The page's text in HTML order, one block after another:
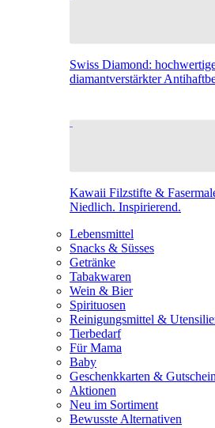
Swiss Diamond:
diamantverstärkter
Kawaii Filzstifte &
Niedlich. Inspirierend.
Lebensmittel
Snacks & Süsses
Getränke
Tabakwaren
Wein & Bier
Spirituosen
Reinigungsmittel &
Tierbedarf
Für Mama
Baby
Geschenkkarten &
Aktionen
Neu im Sortiment
Bewusste Alternativen